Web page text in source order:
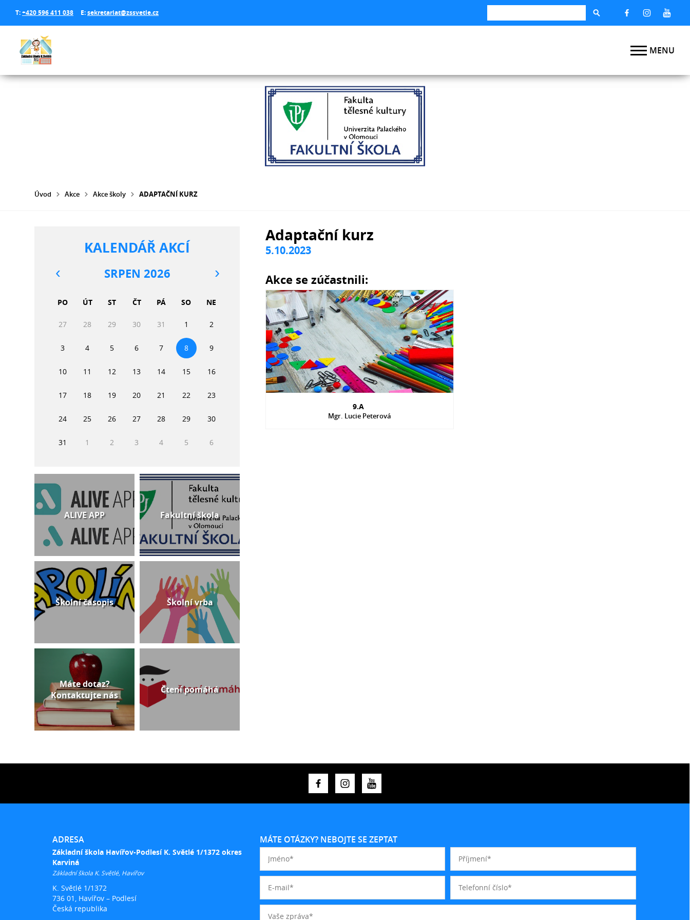
T:+420 596 411 038 E:sekretariat@zssvetle.cz
Úvod Akce Akce školy ADAPTAČNÍ KURZ
Adaptační kurz
5.10.2023
Akce se zúčastnili:
9.A
Mgr. Lucie Peterová
KALENDÁŘ AKCÍ
SRPEN 2026
PO ÚT ST ČT PÁ SO NE
27 28 29 30 31 1 2
3 4 5 6 7 8 9
10 11 12 13 14 15 16
17 18 19 20 21 22 23
24 25 26 27 28 29 30
31 1 2 3 4 5 6
ALIVE APP Fakultní škola
Školní časopis Školní vrba
Máte dotaz?
Kontaktujte nás
Čtení pomáhá
ADRESA
Základní škola Havířov-Podlesí K. Světlé 1/1372 okres
Karviná
Základní škola K. Světlé, Havířov
K. Světlé 1/1372
736 01, Havířov – Podlesí
Česká republika
MÁTE OTÁZKY? NEBOJTE SE ZEPTAT